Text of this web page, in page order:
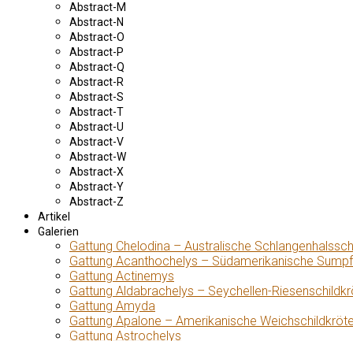
Abstract-M
Abstract-N
Abstract-O
Abstract-P
Abstract-Q
Abstract-R
Abstract-S
Abstract-T
Abstract-U
Abstract-V
Abstract-W
Abstract-X
Abstract-Y
Abstract-Z
Artikel
Galerien
Gattung Chelodina – Australische
Gattung Acanthochelys – Südamerikanische
Gattung Actinemys
Gattung Aldabrachelys – Seychellen-
Gattung Amyda
Gattung Apalone – Amerikanische
Gattung Astrochelys